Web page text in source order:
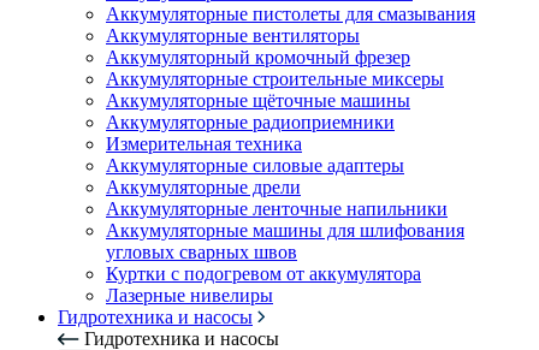
Аккумуляторные пистолеты для смазывания
Аккумуляторные вентиляторы
Аккумуляторный кромочный фрезер
Аккумуляторные строительные миксеры
Аккумуляторные щёточные машины
Аккумуляторные радиоприемники
Измерительная техника
Аккумуляторные силовые адаптеры
Аккумуляторные дрели
Аккумуляторные ленточные напильники
Аккумуляторные машины для шлифования
угловых сварных швов
Куртки с подогревом от аккумулятора
Лазерные нивелиры
Гидротехника и насосы
Гидротехника и насосы